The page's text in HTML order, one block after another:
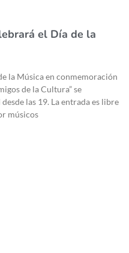
el Día de la
la Música en conmemoración
de la Cultura” se
las 19. La entrada es libre
músicos